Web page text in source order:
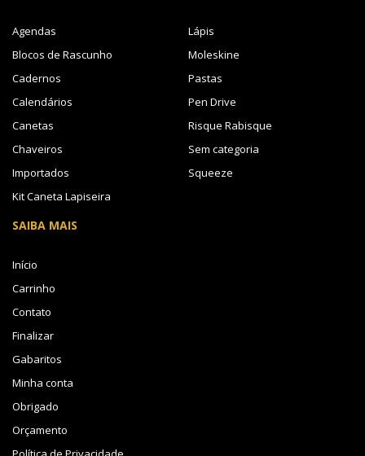
Agendas
Blocos de Rascunho
Cadernos
Calendários
Canetas
Chaveiros
Importados
Kit Caneta Lapiseira
Lápis
Moleskine
Pastas
Pen Drive
Risque Rabisque
Sem categoria
Squeeze
SAIBA MAIS
Início
Carrinho
Contato
Finalizar
Gabaritos
Minha conta
Obrigado
Orçamento